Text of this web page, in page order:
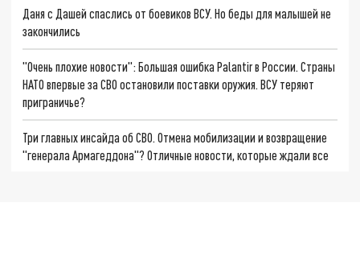
Даня с Дашей спаслись от боевиков ВСУ. Но беды для малышей не
закончились
"Очень плохие новости": Большая ошибка Palantir в России. Страны
НАТО впервые за СВО остановили поставки оружия. ВСУ теряют
приграничье?
Три главных инсайда об СВО. Отмена мобилизации и возвращение
"генерала Армагеддона"? Отличные новости, которые ждали все